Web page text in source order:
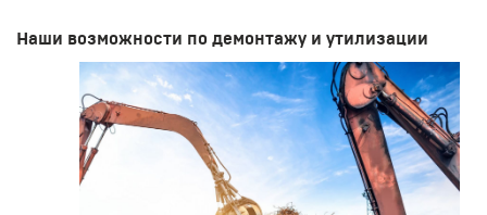
Наши возможности по демонтажу и утилизации